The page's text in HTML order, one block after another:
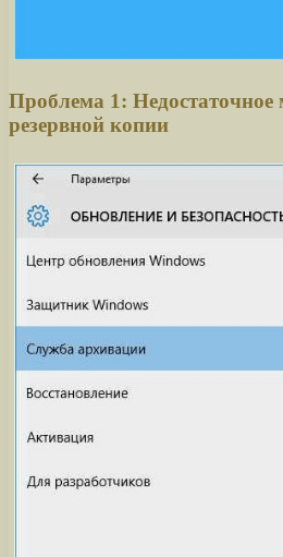
Проблема 1: Недостаточное
резервной копии